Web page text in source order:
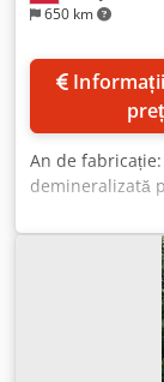
650 km
preț
An de fabricație:
demineralizată
Stația este
cationic
Apvea
funcționează
noastre de
capete de